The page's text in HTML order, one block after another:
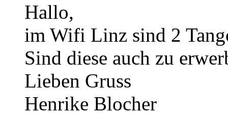
Hallo,
im Wifi Linz sind 2
Sind diese auch zu
Lieben Gruss
Henrike Blocher